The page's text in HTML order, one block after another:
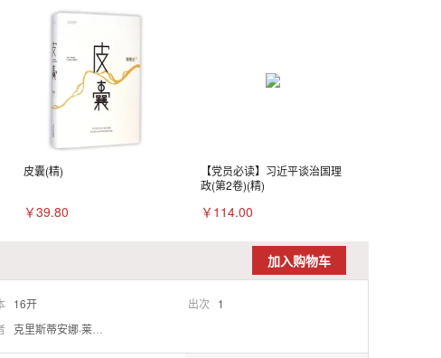
皮囊(精)
￥39.80
【党员必读】习近平谈治国理
政(第2卷)(精)
￥114.00
加入购物车
16开 出次
1
克里斯蒂安娜·莱姆克